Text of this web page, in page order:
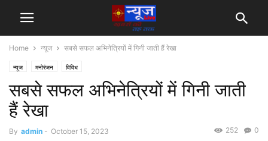
Home न्यूज सबसे सफल अभिनेत्रियों में गिनी जाती हैं रेखा
न्यूज मनोरंजन विविध
सबसे सफल अभिनेत्रियों में गिनी जाती
हैं रेखा
By admin - October 15, 2023 0
252